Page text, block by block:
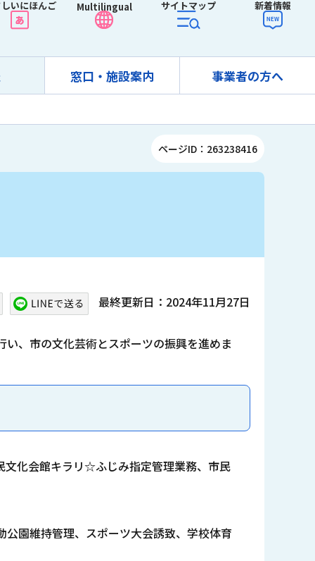
いにほんご Multilingual サイトマップ 新着情報
窓口・施設案内 事業者の方へ
ページID：263238416
最終更新日：2024年11月27日
、市の文化芸術とスポーツの振興を進めま
化会館キラリ☆ふじみ指定管理業務、市民
園維持管理、スポーツ大会誘致、学校体育